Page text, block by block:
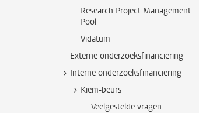
Research Project Management
Pool
Vidatum
Externe onderzoeksfinanciering
Interne onderzoeksfinanciering
Kiem-beurs
Veelgestelde vragen